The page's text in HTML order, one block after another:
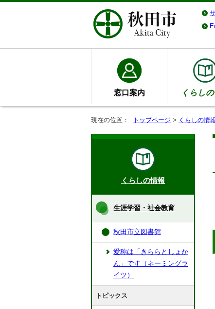
窓口案内 くらし
現在の位置： トップページ > くらしの情
くらしの情報
生涯学習・社会教育
秋田市立図書館
愛称は「きららとしょか
ん」です（ネーミングラ
イツ）
トピックス